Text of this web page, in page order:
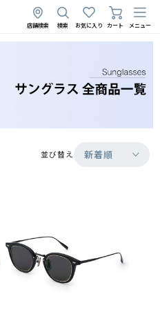
店舗検索 検索 お気に入り カート メニュー
並び替え 新着順